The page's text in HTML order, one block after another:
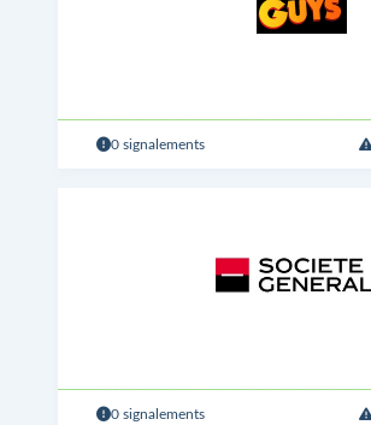
0 signalements
0 signalements